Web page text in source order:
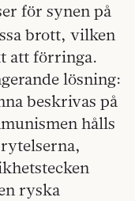
för synen på
brott, vilken
att förringa.
lösning:
beskrivas på
hålls
ryska